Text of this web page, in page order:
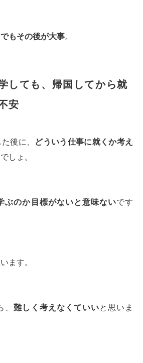
もその後が大事。
しても、帰国してから就
安
後に、 どういう仕事に就くか考え
でしょ。
ぶのか目標がないと意味ないです
ます。
、難しく考えなくていいと思いま